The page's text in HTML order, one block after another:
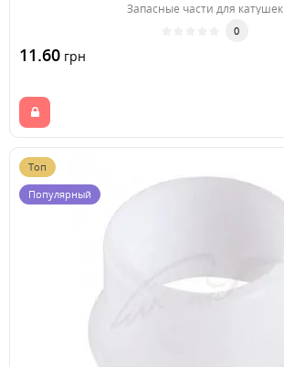
Запасные части для катушек
0
11.60 грн
Топ
Популярный